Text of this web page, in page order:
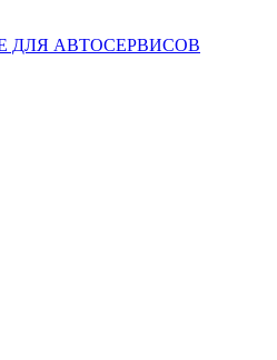
ДЛЯ АВТОСЕРВИСОВ